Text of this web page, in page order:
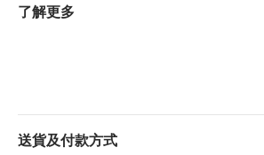
了解更多
送貨及付款方式